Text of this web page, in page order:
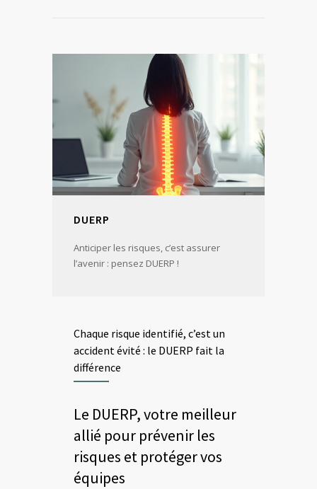
DUERP
Anticiper les risques, c’est assurer
l’avenir : pensez DUERP !
Chaque risque identifié, c’est un
accident évité : le DUERP fait la
différence
Le DUERP, votre meilleur
allié pour prévenir les
risques et protéger vos
équipes